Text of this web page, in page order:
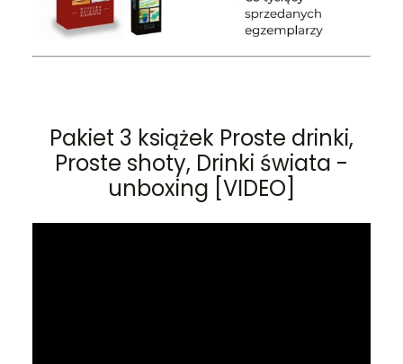
Pakiet 3 książek Proste drinki,
Proste shoty, Drinki świata -
unboxing [VIDEO]